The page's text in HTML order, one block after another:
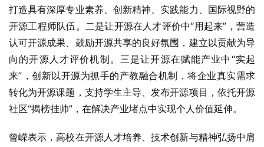
打造具有深厚专业素养、创新精神、实践能力、国际视野的
开源工程师队伍。二是让开源在人才评价中“用起来”，营造
认可开源成果、鼓励开源共享的良好氛围，建立以贡献为导
向的开源人才评价机制。三是让开源在赋能产业中“实起
来”，创新以开源为抓手的产教融合机制，将企业真实需求
转化为开源课题，支持学生主导、发布开源项目，依托开源
社区“揭榜挂帅”，在解决产业堵点中实现个人价值延伸。
曾嵘表示，高校在开源人才培养、技术创新与精神弘扬中肩